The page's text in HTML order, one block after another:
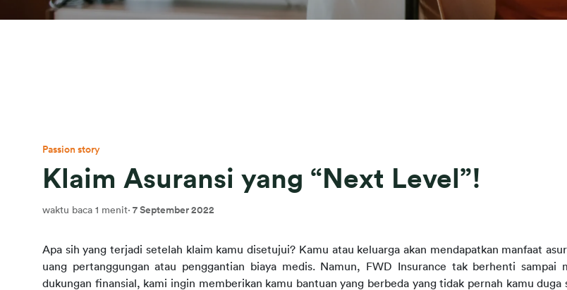
Passion story
Klaim Asuransi yang “Next Level”!
waktu baca 1 menit· 7 September 2022
Apa sih yang terjadi setelah klaim kamu disetujui? Kamu atau keluarga akan mendapatkan manfaat
uang pertanggungan atau penggantian biaya medis. Namun, FWD Insurance tak berhenti sampai
dukungan finansial, kami ingin memberikan kamu bantuan yang berbeda yang tidak pernah kamu duga